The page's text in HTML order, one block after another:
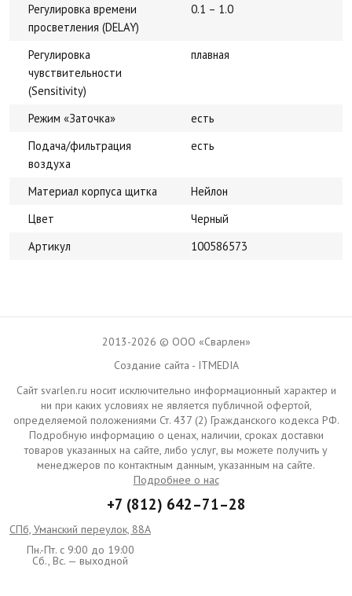
Регулировка времени
просветления (DELAY)
0.1 – 1.0
Регулировка
чувствительности
(Sensitivity)
плавная
Режим «Заточка»
есть
Подача/фильтрация
воздуха
есть
Материал корпуса щитка
Нейлон
Цвет
Черный
Артикул
100586573
2013-2026 © ООО «Сварлен»
Создание сайта - ITMEDIA
Сайт svarlen.ru носит исключительно информационный характер и
ни при каких условиях не является публичной офертой,
определяемой положениями Ст. 437 (2) Гражданского кодекса РФ.
Подробную информацию о ценах, наличии, сроках доставки
товаров указанных на сайте, либо услуг, вы можете получить у
менеджеров по контактным данным, указанным на сайте.
Подробнее о нас
+7 (812) 642–71–28
СПб, Уманский переулок, 88А
Пн.-Пт. с 9:00 до 19:00
Сб., Вс. — выходной